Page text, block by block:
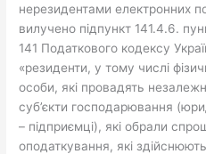
нерезидентами електронних
вилучено підпункт 141.4.6.
141 Податкового кодексу
«резиденти, у тому числі
особи, які провадять
суб’єкти господарювання
– підприємці), які обрали
оподаткування, які